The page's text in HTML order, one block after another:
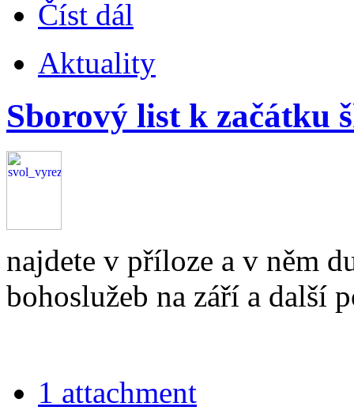
Číst dál
Aktuality
Sborový list k začátku
najdete v příloze a v něm
bohoslužeb na září a další
1 attachment